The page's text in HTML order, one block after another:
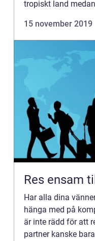
tropiskt land
15 november 2019
Res ensam
Har alla dina
hänga med på
är inte rädd för att
partner kanske